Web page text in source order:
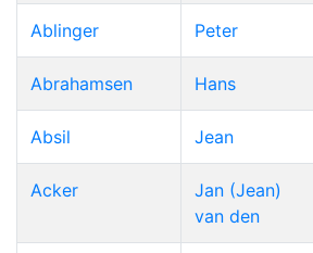
Ablinger Peter
Abrahamsen Hans
Absil Jean
Acker
Jan (Jean)
van den